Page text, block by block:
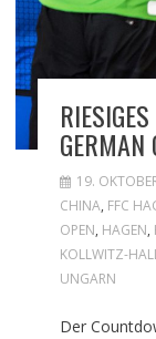
GERMAN
19.
CHINA, FFC
OPEN, HAGEN,
KOLLWITZ-
UNGARN
Der